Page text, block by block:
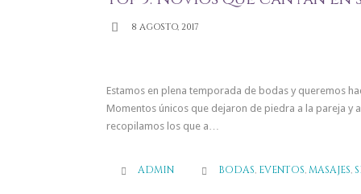
 8 AGOSTO, 2017
Estamos en plena temporada de bodas y queremos
Momentos únicos que dejaron de piedra a la pareja y
recopilamos los que a…
 ADMIN  CATEGORY
BODAS, EVENTOS,MASAJES,